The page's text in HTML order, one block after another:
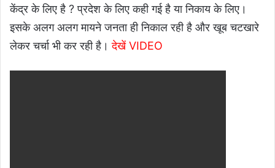
केंद्र के लिए है ? प्रदेश के लिए कही गई है या निकाय के लिए।
इसके अलग अलग मायने जनता ही निकाल रही है और खूब चटखारे
लेकर चर्चा भी कर रही है।देखें VIDEO